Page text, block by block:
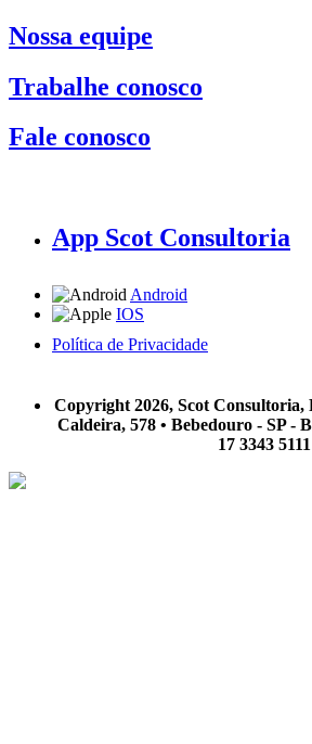
Nossa equipe
Trabalhe conosco
Fale conosco
App Scot Consultoria
Android
IOS
Política de Privacidade
Copyright 2026, Scot
Caldeira, 578 • Bebedouro - SP -
17 3343 5111